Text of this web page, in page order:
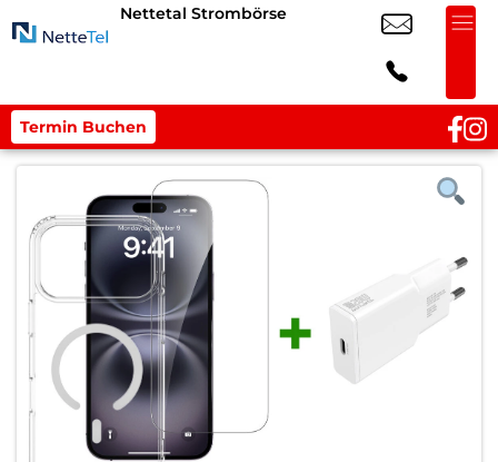
Nettetal Strombörse
Termin Buchen